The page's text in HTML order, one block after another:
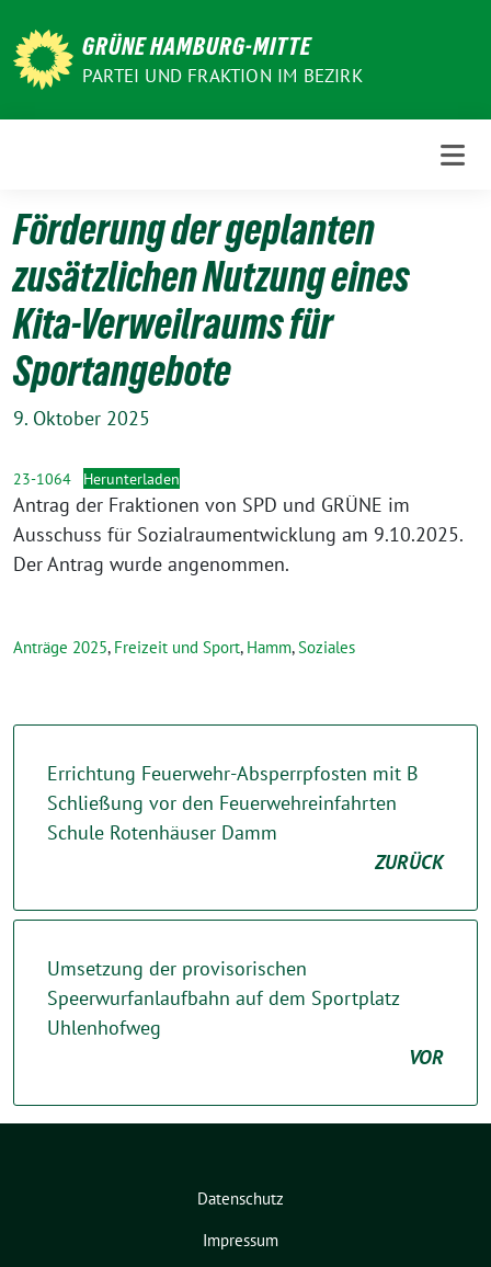
zum
Inhalt
GRÜNE HAMBURG-MITTE
PARTEI UND FRAKTION IM BEZIRK
Förderung der geplanten
zusätzlichen Nutzung eines
Kita-Verweilraums für
Sportangebote
9. Oktober 2025
23-1064 Herunterladen
Antrag der Fraktionen von SPD und GRÜNE im
Ausschuss für Sozialraumentwicklung am 9.10.2025.
Der Antrag wurde angenommen.
Anträge 2025, Freizeit und Sport, Hamm,Soziales
Errichtung Feuerwehr-Absperrpfosten mit B
Schließung vor den Feuerwehreinfahrten
Schule Rotenhäuser Damm
ZURÜCK
Umsetzung der provisorischen
Speerwurfanlaufbahn auf dem Sportplatz
Uhlenhofweg
VOR
Datenschutz
Impressum